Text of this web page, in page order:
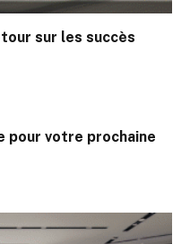
sur les succès
pour votre prochaine